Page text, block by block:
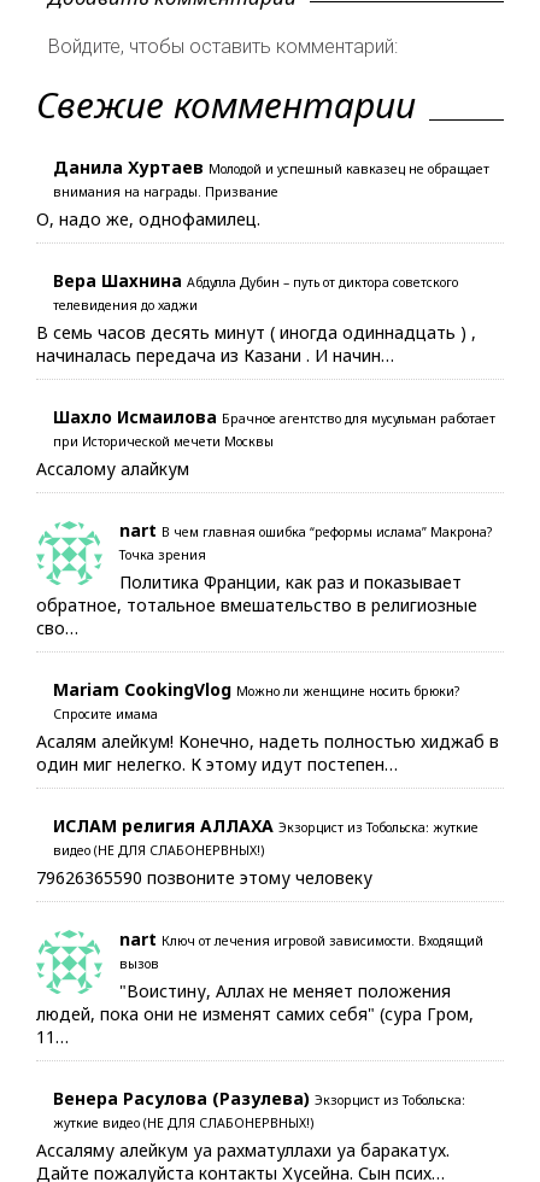
Войдите, чтобы оставить комментарий:
Свежие комментарии
Данила Хуртаев Молодой и успешный кавказец не обращает
внимания на награды. Призвание
О, надо же, однофамилец.
Вера Шахнина Абдулла Дубин – путь от диктора советского
телевидения до хаджи
В семь часов десять минут ( иногда одиннадцать ) ,
начиналась передача из Казани . И начин…
Шахло Исмаилова Брачное агентство для мусульман работает
при Исторической мечети Москвы
Ассалому алайкум
nart В чем главная ошибка “реформы ислама” Макрона?
Точка зрения
Политика Франции, как раз и показывает
обратное, тотальное вмешательство в религиозные
сво…
Mariam CookingVlog Можно ли женщине носить брюки?
Спросите имама
Асалям алейкум! Конечно, надеть полностью хиджаб в
один миг нелегко. К этому идут постепен…
ИСЛАМ религия АЛЛАХА Экзорцист из Тобольска: жуткие
видео (НЕ ДЛЯ СЛАБОНЕРВНЫХ!)
79626365590 позвоните этому человеку
nart Ключ от лечения игровой зависимости. Входящий
вызов
"Воистину, Аллах не меняет положения
людей, пока они не изменят самих себя" (сура Гром,
11…
Венера Расулова (Разулева) Экзорцист из Тобольска:
жуткие видео (НЕ ДЛЯ СЛАБОНЕРВНЫХ!)
Ассаляму алейкум уа рахматуллахи уа баракатух.
Дайте пожалуйста контакты Хусейна. Сын псих…